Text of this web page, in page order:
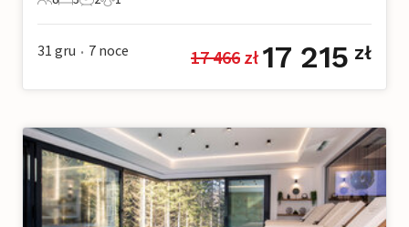
8 Goście
3 Sypialnie
2 Łazienki
1 Zwierzę domowe
31 gru • 7 noce 17 466 zł 17 215 zł